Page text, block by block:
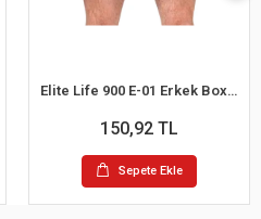
Elite Life 900 E-01 Erkek Boxer
150,92 TL
Sepete Ekle